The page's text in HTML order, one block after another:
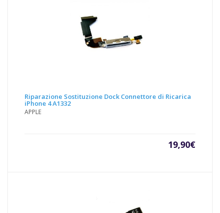
Riparazione Sostituzione Dock Connettore di Ricarica
iPhone 4 A1332
APPLE
19,90€